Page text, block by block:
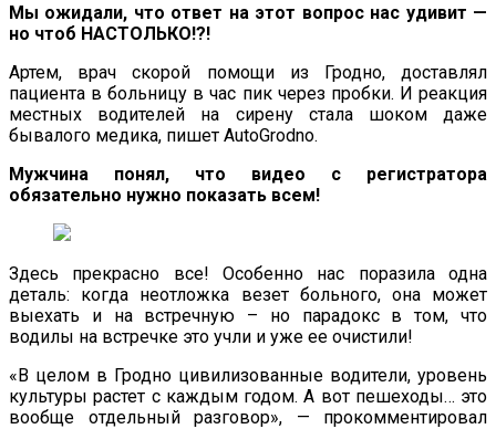
Мы ожидали, что ответ на этот вопрос нас удивит —
но чтоб НАСТОЛЬКО!?!
Артем, врач скорой помощи из Гродно, доставлял
пациента в больницу в час пик через пробки. И реакция
местных водителей на сирену стала шоком даже
бывалого медика, пишет AutoGrodno.
Мужчина понял, что видео с регистратора
обязательно нужно показать всем!
Здесь прекрасно все! Особенно нас поразила одна
деталь: когда неотложка везет больного, она может
выехать и на встречную – но парадокс в том, что
водилы на встречке это учли и уже ее очистили!
«В целом в Гродно цивилизованные водители, уровень
культуры растет с каждым годом. А вот пешеходы… это
вообще отдельный разговор», — прокомментировал